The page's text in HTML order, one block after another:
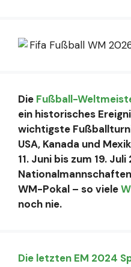
Die Fußball-
ein historisches
wichtigste
USA, Kanada und
11. Juni bis zum 19.
WM-Pokal – so viele
noch nie.
Die letzten EM 2024